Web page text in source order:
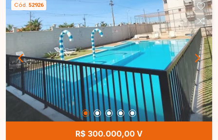
Cód. 52926
R$ 300.000,00 V